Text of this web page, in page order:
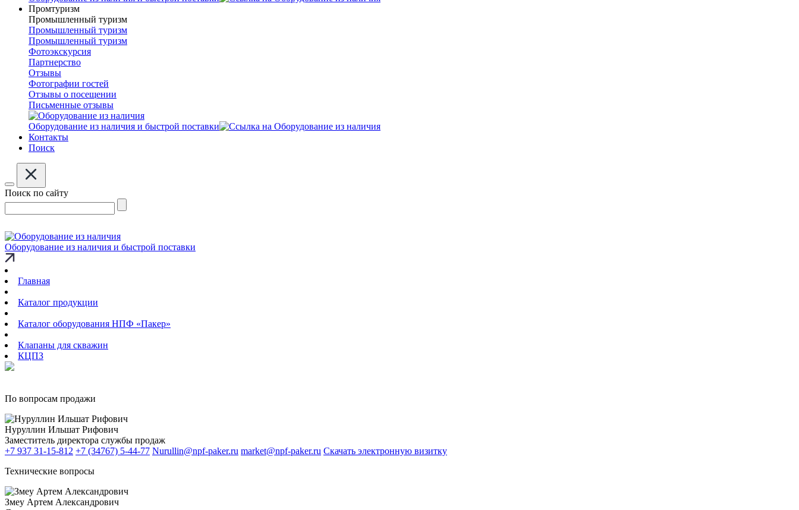
Промтуризм
Промышленный туризм
Промышленный туризм
Промышленный туризм
Фотоэкскурсия
Партнерство
Отзывы
Фотографии гостей
Отзывы о посещении
Письменные отзывы
Оборудование из наличия и быстрой поставки
Контакты
Поиск
Поиск по сайту
Оборудование из наличия и быстрой поставки
Главная
Каталог продукции
Каталог оборудования НПФ «Пакер»
Клапаны для скважин
КЦПЗ
По вопросам продажи
Нуруллин Ильшат Рифович
Заместитель директора службы продаж
+7 937 31-15-812 +7 (34767) 5-44-77 Nurullin@npf-paker.ru market@npf-paker.ru Скачать электронную визитку
Технические вопросы
Змеу Артем Александрович